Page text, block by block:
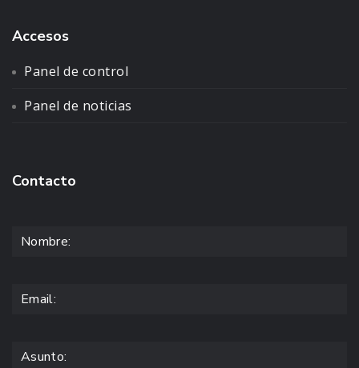
Accesos
Panel de control
Panel de noticias
Contacto